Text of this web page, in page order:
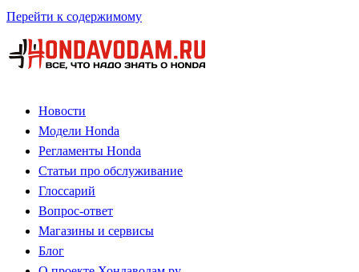
Перейти к содержимому
Новости
Модели Honda
Регламенты Honda
Статьи про обслуживание
Глоссарий
Вопрос-ответ
Магазины и сервисы
Блог